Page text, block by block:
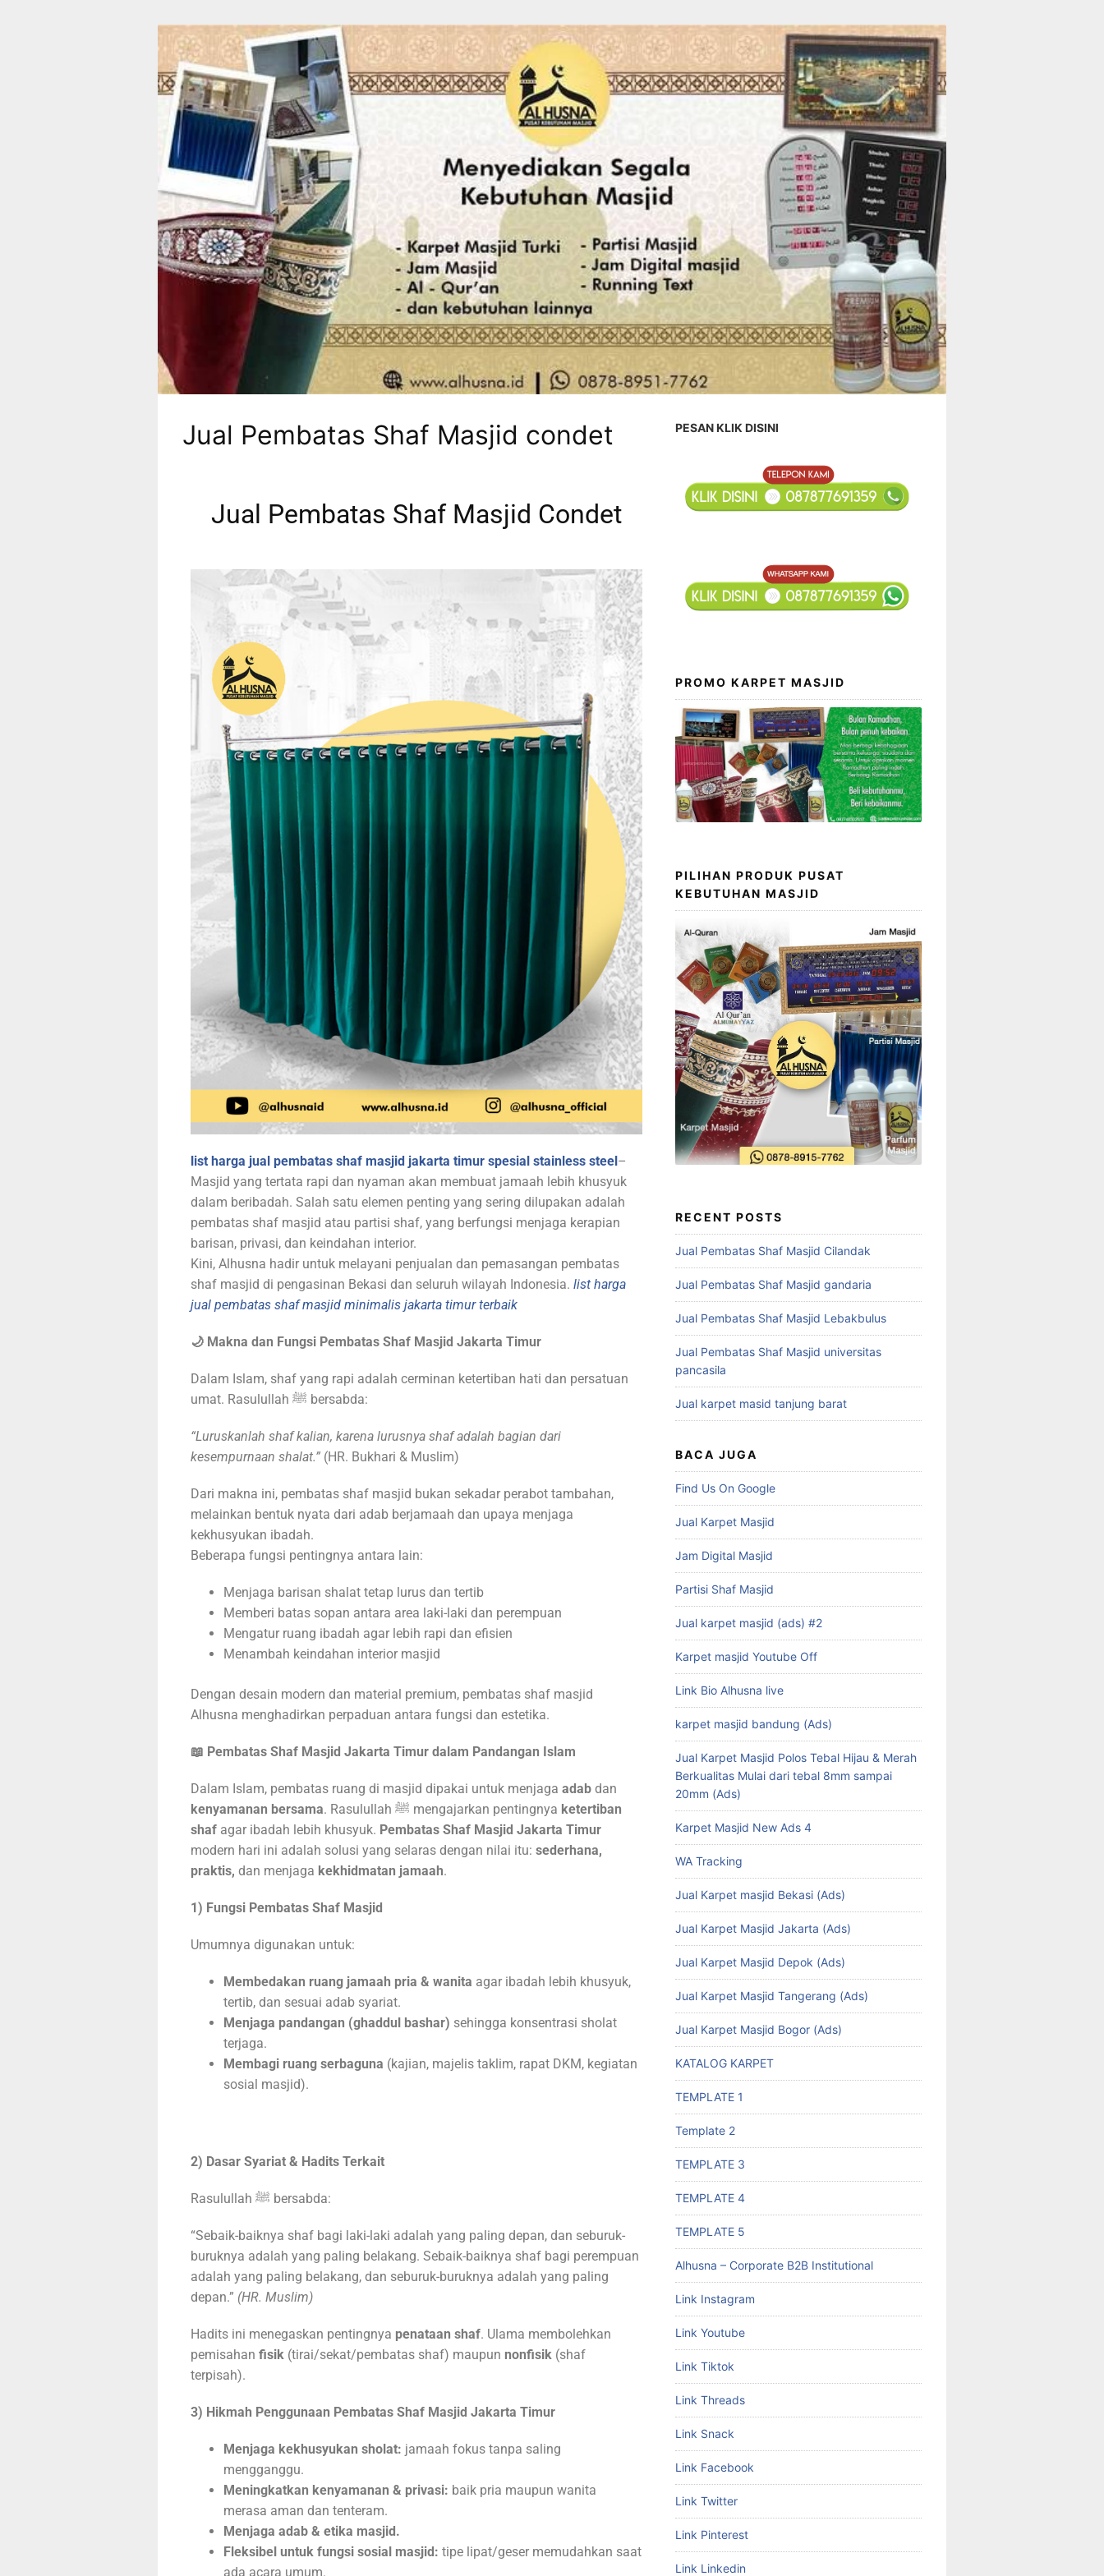
Jual Pembatas Shaf Masjid condet
Jual Pembatas Shaf Masjid Condet
list harga jual pembatas shaf masjid jakarta timur spesial stainless steel–
Masjid yang tertata rapi dan nyaman akan membuat jamaah lebih khusyuk
dalam beribadah. Salah satu elemen penting yang sering dilupakan adalah
pembatas shaf masjid atau partisi shaf, yang berfungsi menjaga kerapian
barisan, privasi, dan keindahan interior.
Kini, Alhusna hadir untuk melayani penjualan dan pemasangan pembatas
shaf masjid di pengasinan Bekasi dan seluruh wilayah Indonesia. list harga
jual pembatas shaf masjid minimalis jakarta timur terbaik
🌙 Makna dan Fungsi Pembatas Shaf Masjid Jakarta Timur
Dalam Islam, shaf yang rapi adalah cerminan ketertiban hati dan persatuan
umat. Rasulullah ﷺ bersabda:
“Luruskanlah shaf kalian, karena lurusnya shaf adalah bagian dari
kesempurnaan shalat.” (HR. Bukhari & Muslim)
Dari makna ini, pembatas shaf masjid bukan sekadar perabot tambahan,
melainkan bentuk nyata dari adab berjamaah dan upaya menjaga
kekhusyukan ibadah.
Beberapa fungsi pentingnya antara lain:
Menjaga barisan shalat tetap lurus dan tertib
Memberi batas sopan antara area laki-laki dan perempuan
Mengatur ruang ibadah agar lebih rapi dan efisien
Menambah keindahan interior masjid
Dengan desain modern dan material premium, pembatas shaf masjid
Alhusna menghadirkan perpaduan antara fungsi dan estetika.
📖 Pembatas Shaf Masjid Jakarta Timur dalam Pandangan Islam
Dalam Islam, pembatas ruang di masjid dipakai untuk menjaga adab dan
kenyamanan bersama
. Rasulullah ﷺ mengajarkan pentingnya ketertiban
shaf agar ibadah lebih khusyuk. Pembatas Shaf Masjid Jakarta Timur
modern hari ini adalah solusi yang selaras dengan nilai itu: sederhana,
praktis, dan menjaga kekhidmatan jamaah.
1) Fungsi Pembatas Shaf Masjid
Umumnya digunakan untuk:
Membedakan ruang jamaah pria & wanita agar ibadah lebih khusyuk,
tertib, dan sesuai adab syariat.
Menjaga pandangan (ghaddul bashar) sehingga konsentrasi sholat
terjaga.
Membagi ruang serbaguna (kajian, majelis taklim, rapat DKM, kegiatan
sosial masjid).
2) Dasar Syariat & Hadits Terkait
Rasulullah ﷺ bersabda:
“Sebaik-baiknya shaf bagi laki-laki adalah yang paling depan, dan seburuk-
buruknya adalah yang paling belakang. Sebaik-baiknya shaf bagi perempuan
adalah yang paling belakang, dan seburuk-buruknya adalah yang paling
depan.” (HR. Muslim)
Hadits ini menegaskan pentingnya penataan shaf. Ulama membolehkan
pemisahan fisik (tirai/sekat/pembatas shaf) maupun nonfisik (shaf
terpisah).
3) Hikmah Penggunaan Pembatas Shaf Masjid Jakarta Timur
Menjaga kekhusyukan sholat: jamaah fokus tanpa saling
mengganggu.
Meningkatkan kenyamanan & privasi: baik pria maupun wanita
merasa aman dan tenteram.
Menjaga adab & etika masjid.
Fleksibel untuk fungsi sosial masjid: tipe lipat/geser memudahkan saat
ada acara umum.
PESAN KLIK DISINI
PROMO KARPET MASJID
PILIHAN PRODUK PUSAT
KEBUTUHAN MASJID
RECENT POSTS
Jual Pembatas Shaf Masjid Cilandak
Jual Pembatas Shaf Masjid gandaria
Jual Pembatas Shaf Masjid Lebakbulus
Jual Pembatas Shaf Masjid universitas
pancasila
Jual karpet masid tanjung barat
BACA JUGA
Find Us On Google
Jual Karpet Masjid
Jam Digital Masjid
Partisi Shaf Masjid
Jual karpet masjid (ads) #2
Karpet masjid Youtube Off
Link Bio Alhusna live
karpet masjid bandung (Ads)
Jual Karpet Masjid Polos Tebal Hijau & Merah
Berkualitas Mulai dari tebal 8mm sampai
20mm (Ads)
Karpet Masjid New Ads 4
WA Tracking
Jual Karpet masjid Bekasi (Ads)
Jual Karpet Masjid Jakarta (Ads)
Jual Karpet Masjid Depok (Ads)
Jual Karpet Masjid Tangerang (Ads)
Jual Karpet Masjid Bogor (Ads)
KATALOG KARPET
TEMPLATE 1
Template 2
TEMPLATE 3
TEMPLATE 4
TEMPLATE 5
Alhusna – Corporate B2B Institutional
Link Instagram
Link Youtube
Link Tiktok
Link Threads
Link Snack
Link Facebook
Link Twitter
Link Pinterest
Link Linkedin